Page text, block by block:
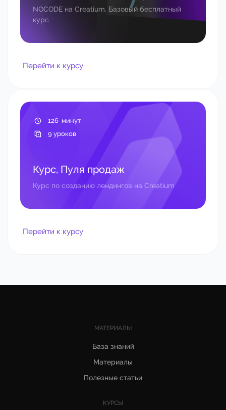
NOCODE на Creatium. Базовый бесплатный
курс
Перейти к курсу
126 минут
9 уроков
Курс, Пуля продаж
Курс по созданию лендингов на Creatium
Перейти к курсу
МАТЕРИАЛЫ
База знаний
Материалы
Полезные статьи
КУРСЫ